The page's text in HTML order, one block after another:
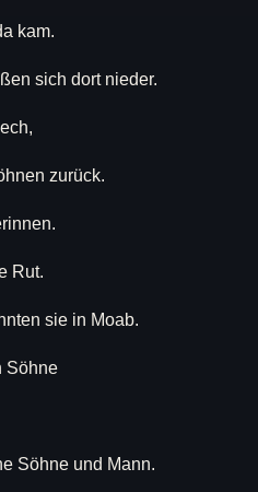
kam.
sich dort nieder.
zurück.
Rut.
sie in Moab.
Söhne
Söhne und Mann.